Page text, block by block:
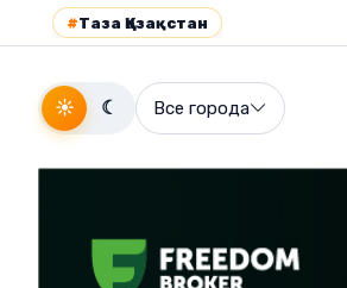
#Таза Қазақстан
☀ ☾ Все города